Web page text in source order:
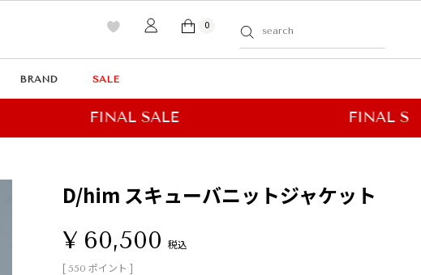
0
BRAND SALE
D/him スキューバニットジャケット
¥ 60,500 税込
[ 550 ポイント ]